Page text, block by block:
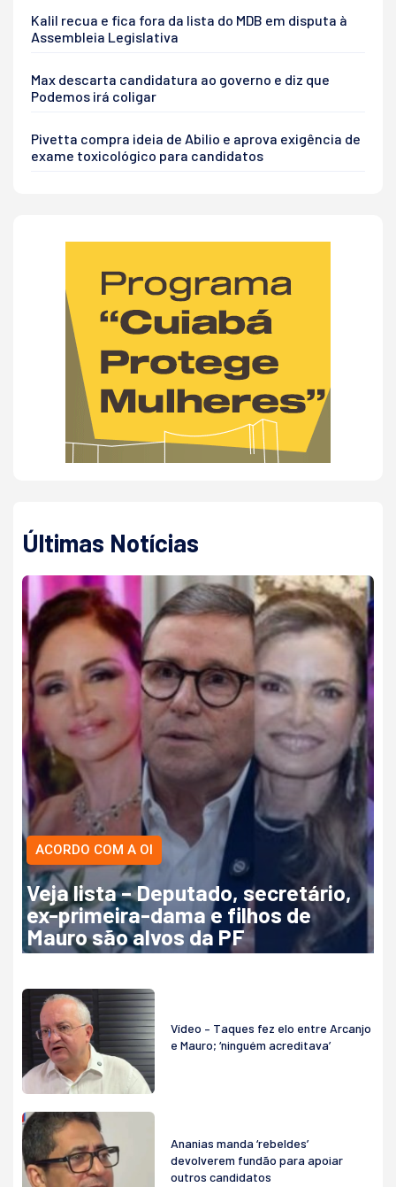
Kalil recua e fica fora da lista do MDB em disputa à
Assembleia Legislativa
Max descarta candidatura ao governo e diz que
Podemos irá coligar
Pivetta compra ideia de Abilio e aprova exigência de
exame toxicológico para candidatos
Últimas Notícias
ACORDO COM A OI
Veja lista – Deputado, secretário,
ex-primeira-dama e filhos de
Mauro são alvos da PF
Vídeo – Taques fez elo entre Arcanjo
e Mauro; ‘ninguém acreditava’
Ananias manda ‘rebeldes’
devolverem fundão para apoiar
outros candidatos